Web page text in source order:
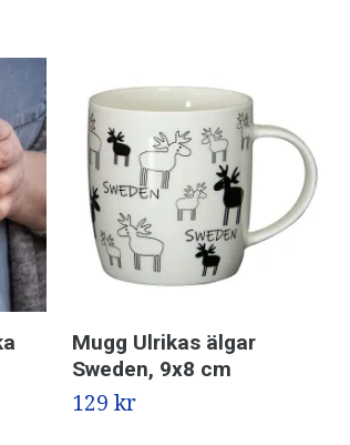
Mugg Ulrikas älgar
Sweden, 9x8 cm
129 kr